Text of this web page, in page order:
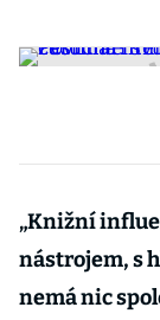
„Knižní
nástrojem, s
nemá nic